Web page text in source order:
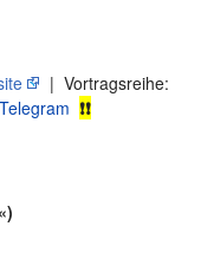
| Vortragsreihe:
Telegram ❗❗